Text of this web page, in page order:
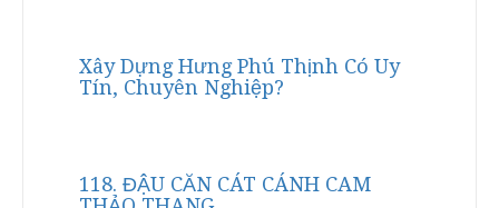
Xây Dựng Hưng Phú Thịnh Có Uy
Tín, Chuyên Nghiệp?
118. ĐẬU CĂN CÁT CÁNH CAM